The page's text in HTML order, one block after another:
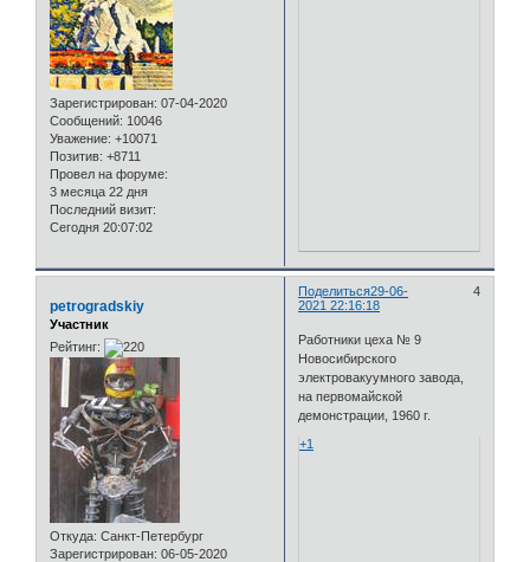
Зарегистрирован: 07-04-2020
Сообщений: 10046
Уважение: +10071
Позитив: +8711
Провел на форуме:
3 месяца 22 дня
Последний визит:
Сегодня 20:07:02
Поделиться 4
29-06-
2021 22:16:18
petrogradskiy
Участник
Рейтинг:
Откуда: Санкт-Петербург
Зарегистрирован: 06-05-2020
Работники цеха № 9
Новосибирского
электровакуумного завода,
на первомайской
демонстрации, 1960 г.
+1